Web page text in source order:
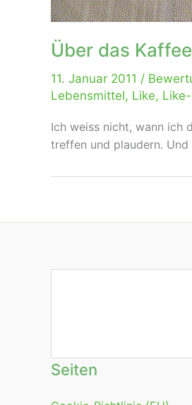
Über das
11. Januar 2011 /
Lebensmittel, Like,
Ich weiss nicht, wann ich
treffen und plaudern.
Seiten